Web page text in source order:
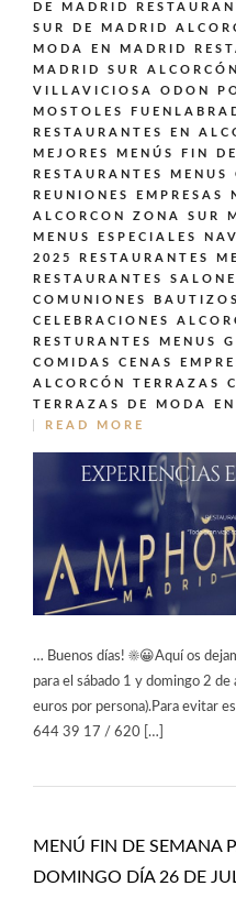
DE MADRID
SUR DE MADRID
MODA EN MADRID
MADRID SUR
VILLAVICIOSA ODON
MOSTOLES
RESTAURANTES EN
MEJORES MENÚS FIN
RESTAURANTES MENUS
REUNIONES
ALCORCON ZONA SUR
MENUS ESPECIALES
2025
RESTAURANTES
RESTAURANTES
COMUNIONES
CELEBRACIONES
RESTURANTES MENUS
COMIDAS CENAS
ALCORCÓN
TERRAZAS
TERRAZAS DE MODA
READ MORE
… Buenos días! ☀️😀Aquí os
para el sábado 1 y domingo 2
euros por persona).Para evitar
644 39 17 / 620 […]
MENÚ FIN DE SEMANA
DOMINGO DÍA 26 DE